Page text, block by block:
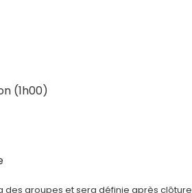
(1h00)
groupes et sera définie après clôture